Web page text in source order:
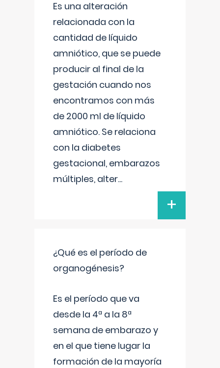
Es una alteración
relacionada con la
cantidad de líquido
amniótico, que se puede
producir al final de la
gestación cuando nos
encontramos con más
de 2000 ml de líquido
amniótico. Se relaciona
con la diabetes
gestacional, embarazos
múltiples, alter...
+
¿Qué es el período de
organogénesis?
Es el período que va
desde la 4ª a la 8ª
semana de embarazo y
en el que tiene lugar la
formación de la mayoría